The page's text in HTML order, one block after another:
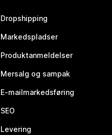
Dropshipping
Markedspladser
Produktanmeldelser
Mersalg og sampak
E-mailmarkedsføring
SEO
Levering